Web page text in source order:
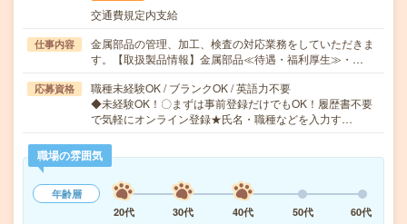
交通費規定内支給
仕事内容
金属部品の管理、加工、検査の対応業務をしていただきま
す。【取扱製品情報】金属部品≪待遇・福利厚生≫・…
応募資格
職種未経験OK / ブランクOK / 英語力不要
◆未経験OK！〇まずは事前登録だけでもOK！履歴書不要
で気軽にオンライン登録★氏名・職種などを入力す…
職場の雰囲気
年齢層
20代
30代 40代 50代 60代